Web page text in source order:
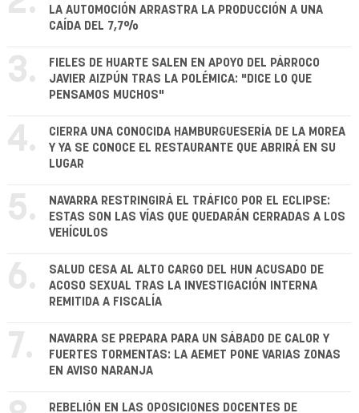
LA AUTOMOCIÓN ARRASTRA LA PRODUCCIÓN A UNA
CAÍDA DEL 7,7%
3.
FIELES DE HUARTE SALEN EN APOYO DEL PÁRROCO
JAVIER AIZPÚN TRAS LA POLÉMICA: "DICE LO QUE
PENSAMOS MUCHOS"
4.
CIERRA UNA CONOCIDA HAMBURGUESERÍA DE LA MOREA
Y YA SE CONOCE EL RESTAURANTE QUE ABRIRÁ EN SU
LUGAR
5.
NAVARRA RESTRINGIRÁ EL TRÁFICO POR EL ECLIPSE:
ESTAS SON LAS VÍAS QUE QUEDARÁN CERRADAS A LOS
VEHÍCULOS
6.
SALUD CESA AL ALTO CARGO DEL HUN ACUSADO DE
ACOSO SEXUAL TRAS LA INVESTIGACIÓN INTERNA
REMITIDA A FISCALÍA
7.
NAVARRA SE PREPARA PARA UN SÁBADO DE CALOR Y
FUERTES TORMENTAS: LA AEMET PONE VARIAS ZONAS
EN AVISO NARANJA
REBELIÓN EN LAS OPOSICIONES DOCENTES DE